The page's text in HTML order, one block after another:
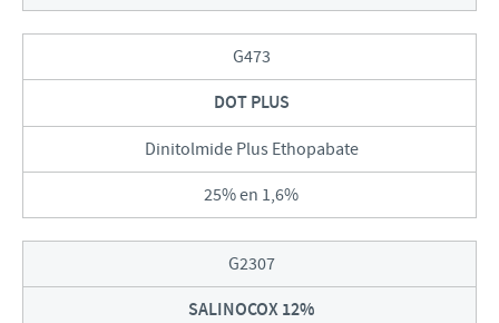
G473
DOT PLUS
Dinitolmide Plus Ethopabate
25% en 1,6%
G2307
SALINOCOX 12%